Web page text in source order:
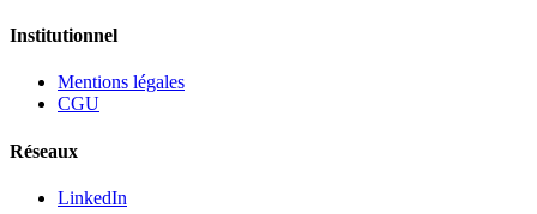
Institutionnel
Mentions légales
CGU
Réseaux
LinkedIn